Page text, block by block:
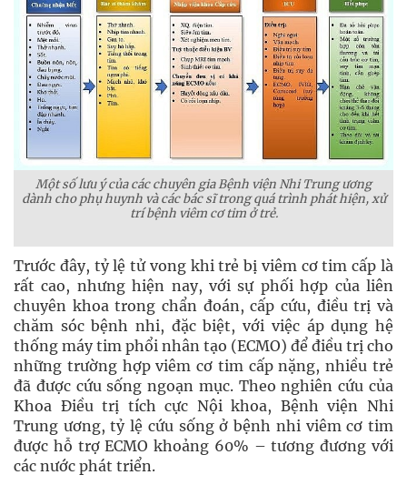
Một số lưu ý của các chuyên gia Bệnh viện Nhi Trung ương
dành cho phụ huynh và các bác sĩ trong quá trình phát hiện, xử
trí bệnh viêm cơ tim ở trẻ.
Trước đây, tỷ lệ tử vong khi trẻ bị viêm cơ tim cấp là
rất cao, nhưng hiện nay, với sự phối hợp của liên
chuyên khoa trong chẩn đoán, cấp cứu, điều trị và
chăm sóc bệnh nhi, đặc biệt, với việc áp dụng hệ
thống máy tim phổi nhân tạo (ECMO) để điều trị cho
những trường hợp viêm cơ tim cấp nặng, nhiều trẻ
đã được cứu sống ngoạn mục. Theo nghiên cứu của
Khoa Điều trị tích cực Nội khoa, Bệnh viện Nhi
Trung ương, tỷ lệ cứu sống ở bệnh nhi viêm cơ tim
được hỗ trợ ECMO khoảng 60% – tương đương với
các nước phát triển.